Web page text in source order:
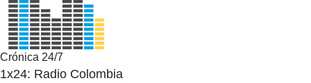
Crónica 24/7
1x24: Radio Colombia